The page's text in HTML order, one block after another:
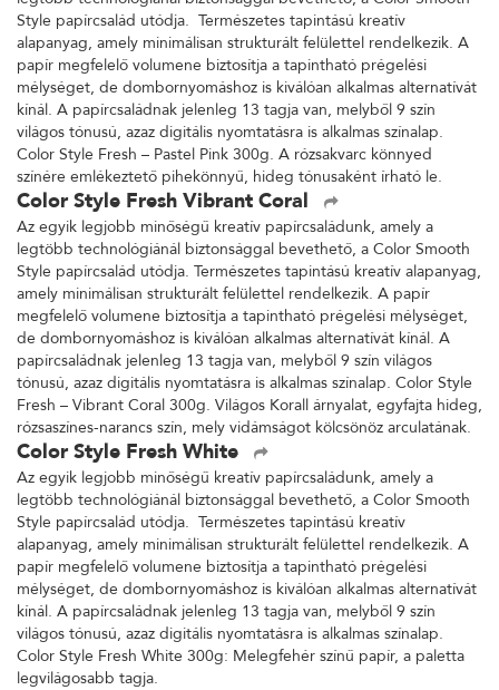
Style papírcsalád utódja. Természetes tapintású kreatív
alapanyag, amely minimálisan strukturált felülettel rendelkezik. A
papír megfelelő volumene biztosítja a tapintható prégelési
mélységet, de dombornyomáshoz is kiválóan alkalmas alternatívát
kínál. A papírcsaládnak jelenleg 13 tagja van, melyből 9 szín
világos tónusú, azaz digitális nyomtatásra is alkalmas színalap.
Color Style Fresh – Pastel Pink 300g. A rózsakvarc könnyed
színére emlékeztető pihekönnyű, hideg tónusaként írható le.
Color Style Fresh Vibrant Coral
Az egyik legjobb minőségű kreatív papírcsaládunk, amely a
legtöbb technológiánál biztonsággal bevethető, a Color Smooth
Style papírcsalád utódja. Természetes tapintású kreatív alapanyag,
amely minimálisan strukturált felülettel rendelkezik. A papír
megfelelő volumene biztosítja a tapintható prégelési mélységet,
de dombornyomáshoz is kiválóan alkalmas alternatívát kínál. A
papírcsaládnak jelenleg 13 tagja van, melyből 9 szín világos
tónusú, azaz digitális nyomtatásra is alkalmas színalap. Color Style
Fresh – Vibrant Coral 300g. Világos Korall árnyalat, egyfajta hideg,
rózsaszínes-narancs szín, mely vidámságot kölcsönöz arculatának.
Color Style Fresh White
Az egyik legjobb minőségű kreatív papírcsaládunk, amely a
legtöbb technológiánál biztonsággal bevethető, a Color Smooth
Style papírcsalád utódja. Természetes tapintású kreatív
alapanyag, amely minimálisan strukturált felülettel rendelkezik. A
papír megfelelő volumene biztosítja a tapintható prégelési
mélységet, de dombornyomáshoz is kiválóan alkalmas alternatívát
kínál. A papírcsaládnak jelenleg 13 tagja van, melyből 9 szín
világos tónusú, azaz digitális nyomtatásra is alkalmas színalap.
Color Style Fresh White 300g: Melegfehér színű papír, a paletta
legvilágosabb tagja.